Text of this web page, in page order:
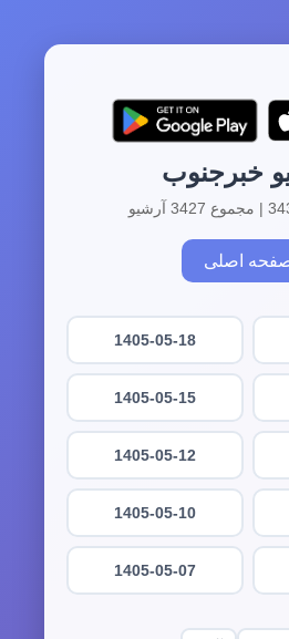
خبرجنوب
اصلی
1405-05-18
1405-05-15
1405-05-12
1405-05-10
1405-05-07